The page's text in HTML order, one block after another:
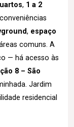
, 1 a 2
, espaço
comuns. A
— há acesso às
8 – São
Jardim
residencial